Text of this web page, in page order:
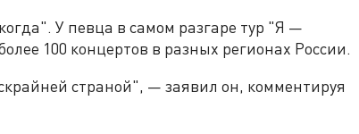
У певца в самом разгаре тур "Я —
100 концертов в разных регионах России.
страной", — заявил он, комментируя